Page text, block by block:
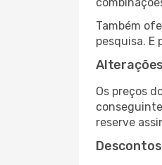
Também
pesquisa. E
Os preços
reserve